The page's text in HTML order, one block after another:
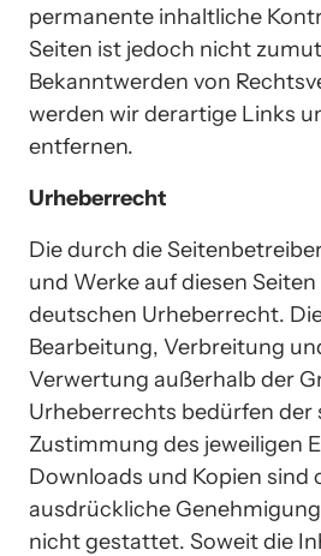
permanente inhaltliche
Seiten ist jedoch nicht
Bekanntwerden von
werden wir derartige Links
entfernen.
Urheberrecht
Die durch die
und Werke auf diesen
deutschen Urheberrecht.
Bearbeitung, Verbreitung
Verwertung außerhalb der
Urheberrechts bedürfen der
Zustimmung des jeweiligen
Downloads und Kopien sind
ausdrückliche
nicht gestattet. Soweit die